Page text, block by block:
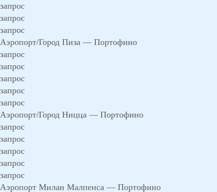
запрос
запрос
запрос
Аэропорт/Город Пиза — Портофино
запрос
запрос
запрос
запрос
запрос
Аэропорт/Город Ницца — Портофино
запрос
запрос
запрос
запрос
запрос
Аэропорт Милан Малпенса — Портофино